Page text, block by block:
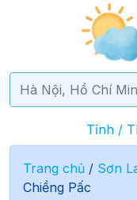
Tỉnh /
Trang chủ / Sơn
Chiềng Pấc